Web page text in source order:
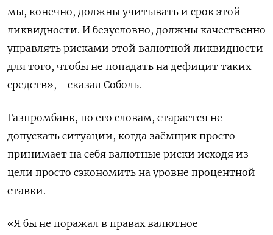
мы, конечно, должны учитывать и срок этой
ликвидности. И безусловно, должны качественно
управлять рисками этой валютной ликвидности
для того, чтобы не попадать на дефицит таких
средств», - сказал Соболь.
Газпромбанк, по его словам, старается не
допускать ситуации, когда заёмщик просто
принимает на себя валютные риски исходя из
цели просто сэкономить на уровне процентной
ставки.
«Я бы не поражал в правах валютное